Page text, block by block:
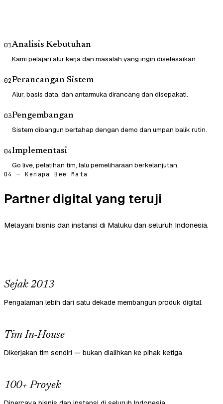
01Analisis Kebutuhan
Kami pelajari alur kerja dan masalah yang ingin diselesaikan.
02Perancangan Sistem
Alur, basis data, dan antarmuka dirancang dan disepakati.
03Pengembangan
Sistem dibangun bertahap dengan demo dan umpan balik rutin.
04Implementasi
Go live, pelatihan tim, lalu pemeliharaan berkelanjutan.
04 — Kenapa Bee Mata
Partner digital yang teruji
Melayani bisnis dan instansi di Maluku dan seluruh Indonesia.
Sejak 2013
Pengalaman lebih dari satu dekade membangun produk digital.
Tim In-House
Dikerjakan tim sendiri — bukan dialihkan ke pihak ketiga.
100+ Proyek